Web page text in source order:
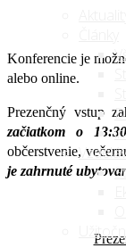
Konferencie je
alebo online.
Prezenčný vstup
začiatkom o
občerstvenie,
je zahrnuté